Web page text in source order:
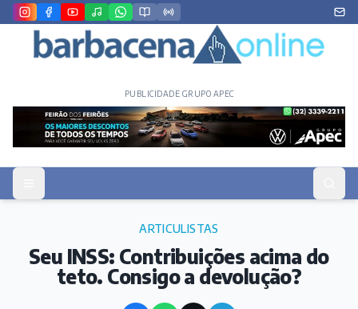
PUBLICIDADE GRUPO APEC
ARTICULISTAS
Seu INSS: Contribuições acima do
teto. Consigo a devolução?